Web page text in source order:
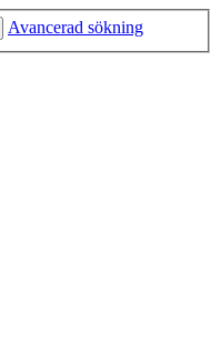
Avancerad sökning